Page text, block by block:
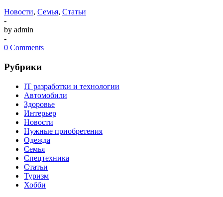
Новости, Семья, Статьи
-
by admin
-
0 Comments
Рубрики
IT разработки и технологии
Автомобили
Здоровье
Интерьер
Новости
Нужные приобретения
Одежда
Семья
Спецтехника
Статьи
Туризм
Хобби